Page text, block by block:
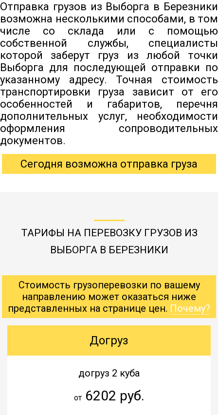
Отправка грузов из Выборга в Березники
возможна несколькими способами, в том
числе со склада или с помощью
собственной службы, специалисты
которой заберут груз из любой точки
Выборга для последующей отправки по
указанному адресу. Точная стоимость
транспортировки груза зависит от его
особенностей и габаритов, перечня
дополнительных услуг, необходимости
оформления сопроводительных
документов.
Сегодня возможна отправка груза
ТАРИФЫ НА ПЕРЕВОЗКУ ГРУЗОВ ИЗ
ВЫБОРГА В БЕРЕЗНИКИ
Стоимость грузоперевозки по вашему
направлению может оказаться ниже
представленных на странице цен. Почему?
Догруз
догруз 2 куба
от6202 руб.